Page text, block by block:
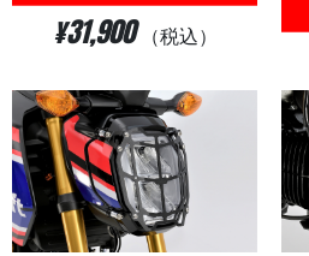
¥31,900 （税込）